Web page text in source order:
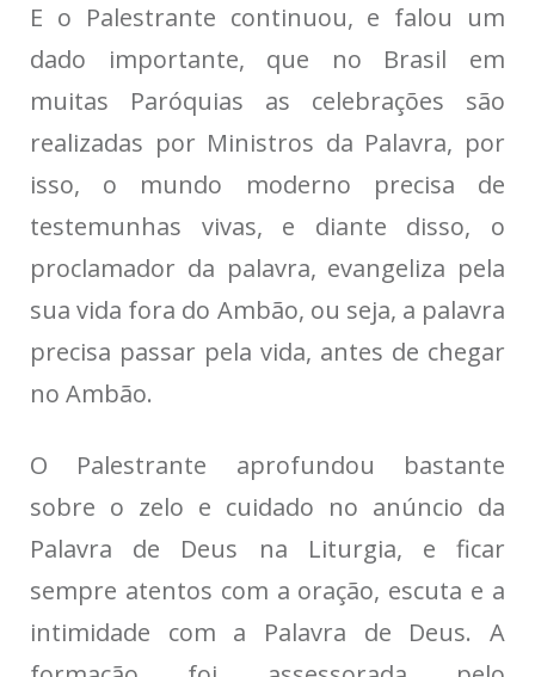
E o Palestrante continuou, e falou um
dado importante, que no Brasil em
muitas Paróquias as celebrações são
realizadas por Ministros da Palavra, por
isso, o mundo moderno precisa de
testemunhas vivas, e diante disso, o
proclamador da palavra, evangeliza pela
sua vida fora do Ambão, ou seja, a palavra
precisa passar pela vida, antes de chegar
no Ambão.
O Palestrante aprofundou bastante
sobre o zelo e cuidado no anúncio da
Palavra de Deus na Liturgia, e ficar
sempre atentos com a oração, escuta e a
intimidade com a Palavra de Deus. A